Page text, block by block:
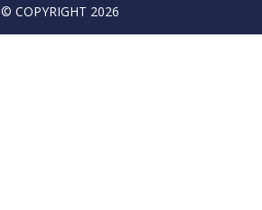
© COPYRIGHT 2026